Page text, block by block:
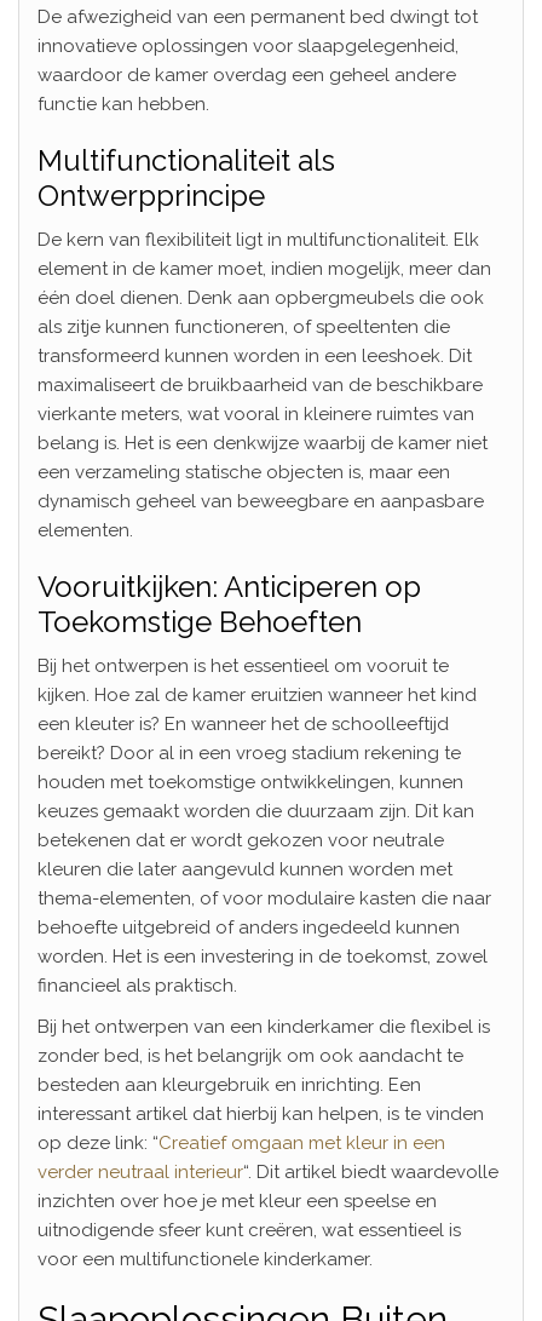
De afwezigheid van een permanent bed dwingt tot
innovatieve oplossingen voor slaapgelegenheid,
waardoor de kamer overdag een geheel andere
functie kan hebben.
Multifunctionaliteit als
Ontwerpprincipe
De kern van flexibiliteit ligt in multifunctionaliteit. Elk
element in de kamer moet, indien mogelijk, meer dan
één doel dienen. Denk aan opbergmeubels die ook
als zitje kunnen functioneren, of speeltenten die
transformeerd kunnen worden in een leeshoek. Dit
maximaliseert de bruikbaarheid van de beschikbare
vierkante meters, wat vooral in kleinere ruimtes van
belang is. Het is een denkwijze waarbij de kamer niet
een verzameling statische objecten is, maar een
dynamisch geheel van beweegbare en aanpasbare
elementen.
Vooruitkijken: Anticiperen op
Toekomstige Behoeften
Bij het ontwerpen is het essentieel om vooruit te
kijken. Hoe zal de kamer eruitzien wanneer het kind
een kleuter is? En wanneer het de schoolleeftijd
bereikt? Door al in een vroeg stadium rekening te
houden met toekomstige ontwikkelingen, kunnen
keuzes gemaakt worden die duurzaam zijn. Dit kan
betekenen dat er wordt gekozen voor neutrale
kleuren die later aangevuld kunnen worden met
thema-elementen, of voor modulaire kasten die naar
behoefte uitgebreid of anders ingedeeld kunnen
worden. Het is een investering in de toekomst, zowel
financieel als praktisch.
Bij het ontwerpen van een kinderkamer die flexibel is
zonder bed, is het belangrijk om ook aandacht te
besteden aan kleurgebruik en inrichting. Een
interessant artikel dat hierbij kan helpen, is te vinden
op deze link: “Creatief omgaan met kleur in een
verder neutraal interieur“. Dit artikel biedt waardevolle
inzichten over hoe je met kleur een speelse en
uitnodigende sfeer kunt creëren, wat essentieel is
voor een multifunctionele kinderkamer.